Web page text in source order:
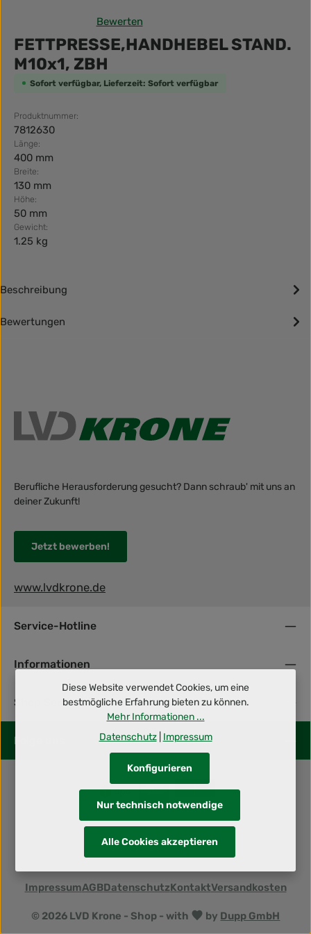
Durchschnittliche Bewertung von 0 von 5 Sternen
Bewerten
FETTPRESSE,HANDHEBEL STAND.
M10x1, ZBH
Sofort verfügbar, Lieferzeit: Sofort verfügbar
Produktnummer:
7812630
Länge:
400 mm
Breite:
130 mm
Höhe:
50 mm
Gewicht:
1.25 kg
Beschreibung
Bewertungen
Berufliche Herausforderung gesucht? Dann schraub' mit uns an
deiner Zukunft!
Jetzt bewerben!
www.lvdkrone.de
Service-Hotline
Informationen
Shop Service
Folge uns
Alle Preise inkl. gesetzl. Mehrwertsteuer zzgl.
und ggf. Nachnahmegebühren, wenn
nicht anders angegeben.
© 2026 LVD Krone - Shop - with by Dupp GmbH
ImpressumAGBDatenschutzKontaktVersandkosten
Diese Website verwendet Cookies, um eine
bestmögliche Erfahrung bieten zu können.
Mehr Informationen ...
Datenschutz| Impressum
Nur technisch notwendige
Konfigurieren
Alle Cookies akzeptieren